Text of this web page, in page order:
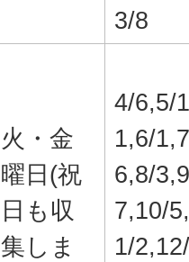
3/8
火・金
曜日(祝
日も収
集しま
4/6,5/1
1,6/
6,8/
7,10/
1/2,12/